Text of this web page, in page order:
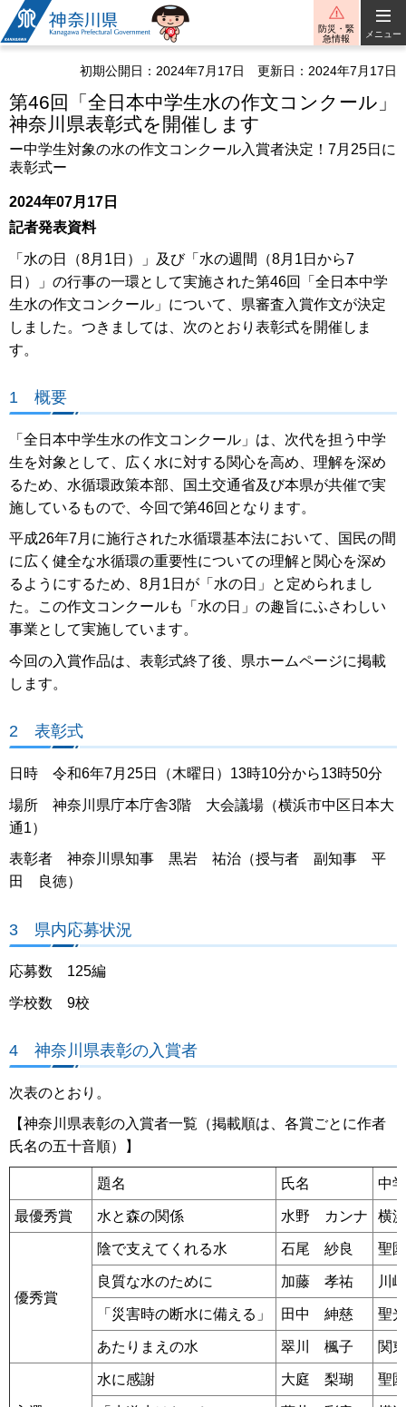
神奈川県
防災・緊
急情報
メニュー
初期公開日：2024年7月17日 更新日：2024年7月17日
第46回「全日本中学生水の作文コンクール」
神奈川県表彰式を開催します
ー中学生対象の水の作文コンクール入賞者決定！7月25日に
表彰式ー
2024年07月17日
記者発表資料
「水の日（8月1日）」及び「水の週間（8月1日から7
日）」の行事の一環として実施された第46回「全日本中学
生水の作文コンクール」について、県審査入賞作文が決定
しました。つきましては、次のとおり表彰式を開催しま
す。
1 概要
「全日本中学生水の作文コンクール」は、次代を担う中学
生を対象として、広く水に対する関心を高め、理解を深め
るため、水循環政策本部、国土交通省及び本県が共催で実
施しているもので、今回で第46回となります。
平成26年7月に施行された水循環基本法において、国民の間
に広く健全な水循環の重要性についての理解と関心を深め
るようにするため、8月1日が「水の日」と定められまし
た。この作文コンクールも「水の日」の趣旨にふさわしい
事業として実施しています。
今回の入賞作品は、表彰式終了後、県ホームページに掲載
します。
2 表彰式
日時 令和6年7月25日（木曜日）13時10分から13時50分
場所 神奈川県庁本庁舎3階 大会議場（横浜市中区日本大
通1）
表彰者 神奈川県知事 黒岩 祐治（授与者 副知事 平
田 良徳）
3 県内応募状況
応募数 125編
学校数 9校
4 神奈川県表彰の入賞者
次表のとおり。
【神奈川県表彰の入賞者一覧（掲載順は、各賞ごとに作者
氏名の五十音順）】
題名 氏名 中
最優秀賞 水と森の関係 水野 カンナ 横
優秀賞
陰で支えてくれる水 石尾 紗良 聖
良質な水のために 加藤 孝祐 川
「災害時の断水に備える」 田中 紳慈 聖
あたりまえの水 翠川 楓子 関
水に感謝 大庭 梨瑚 聖